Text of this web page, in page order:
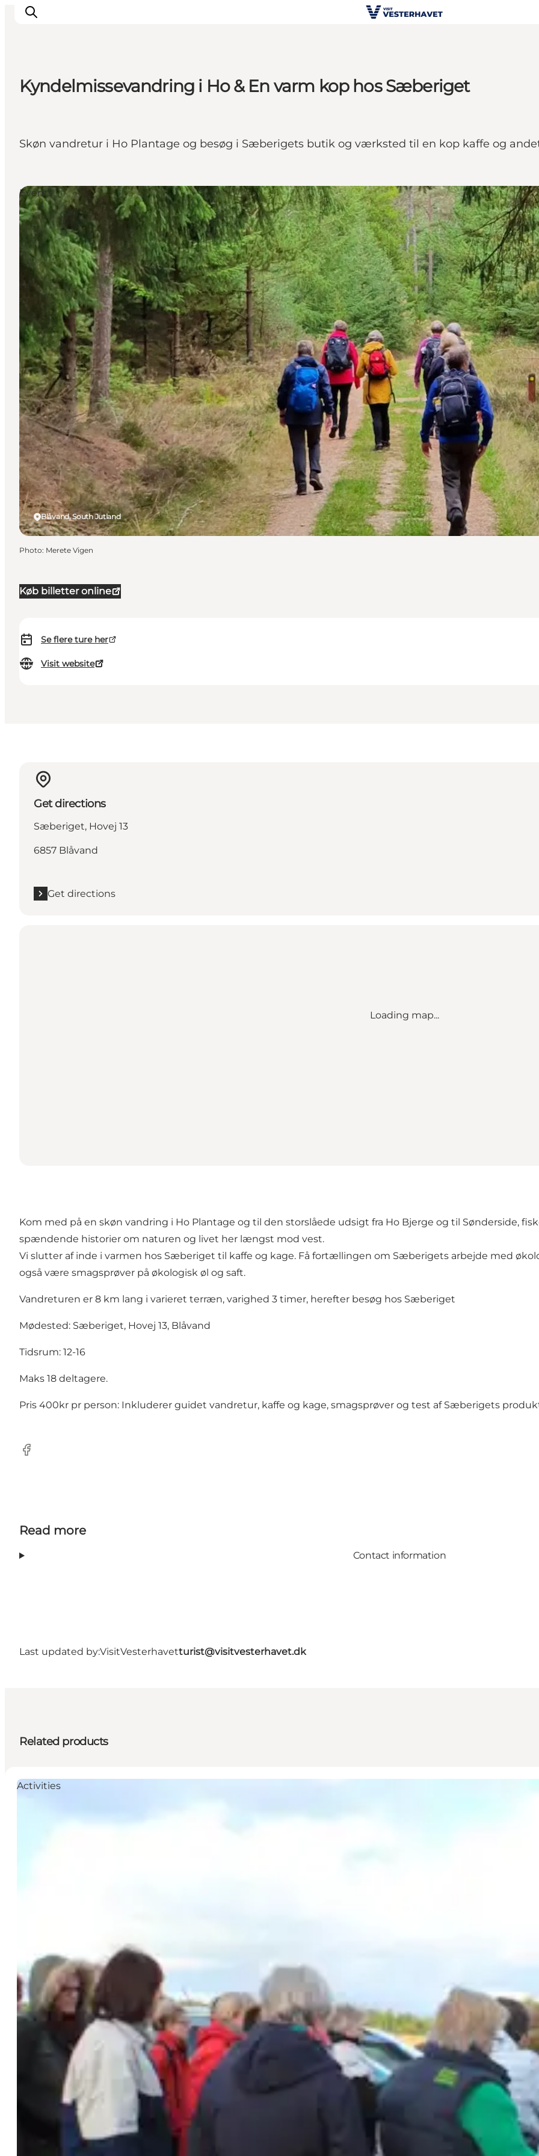
Our cities
Food & accommodation
Plan your trip
Kyndelmissevandring i Ho & En varm kop hos Sæberiget
Skøn vandretur i Ho Plantage og besøg i Sæberigets butik og værksted til en kop kaffe og
Køb billetter online
Se flere ture her
Visit website
Blåvand, South Jutland
Events
Photo: Merete Vigen
Get directions
Sæberiget, Hovej 13
6857 Blåvand
Get directions
Loading map...
Kom med på en skøn vandring i Ho Plantage og til den storslåede udsigt fra Ho Bjerge og til Sønderside,
spændende historier om naturen og livet her længst mod vest.
Vi slutter af inde i varmen hos Sæberiget til kaffe og kage. Få fortællingen om Sæberigets arbejde med
også være smagsprøver på økologisk øl og saft.
Vandreturen er 8 km lang i varieret terræn, varighed 3 timer, herefter besøg hos Sæberiget
Mødested: Sæberiget, Hovej 13, Blåvand
Tidsrum: 12-16
Maks 18 deltagere.
Pris 400kr pr person: Inkluderer guidet vandretur, kaffe og kage, smagsprøver og test af Sæberigets
Facebook
Read more
Contact information
Last updated by:VisitVesterhavetturist@visitvesterhavet.dk
Related products
Activities